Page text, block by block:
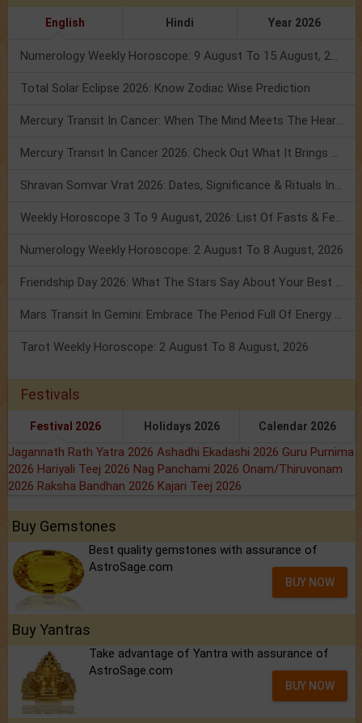
English Hindi Year 2026
Numerology Weekly Horoscope: 9 August To 15 August, 2026
Total Solar Eclipse 2026: Know Zodiac Wise Prediction
Mercury Transit In Cancer: When The Mind Meets The Heart!
Mercury Transit In Cancer 2026: Check Out What It Brings For You
Shravan Somvar Vrat 2026: Dates, Significance & Rituals In August
Weekly Horoscope 3 To 9 August, 2026: List Of Fasts & Festivals
Numerology Weekly Horoscope: 2 August To 8 August, 2026
Friendship Day 2026: What The Stars Say About Your Best Friend!
Mars Transit In Gemini: Embrace The Period Full Of Energy & Intelligence
Tarot Weekly Horoscope: 2 August To 8 August, 2026
Festivals
Festival 2026 Holidays 2026 Calendar 2026
Jagannath Rath Yatra 2026 Ashadhi Ekadashi 2026 Guru Purnima
2026 Hariyali Teej 2026 Nag Panchami 2026 Onam/Thiruvonam
2026 Raksha Bandhan 2026 Kajari Teej 2026
Buy Gemstones
Best quality gemstones with assurance of
AstroSage.com
BUY NOW
Buy Yantras
Take advantage of Yantra with assurance of
AstroSage.com
BUY NOW